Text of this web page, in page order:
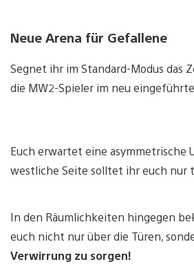
Neue Arena für Gefallene
Segnet ihr im Standard-Modus das
die MW2-Spieler im neu
Euch erwartet eine asymmetrische
westliche Seite solltet ihr euch nur
In den Räumlichkeiten hingegen
euch nicht nur über die Türen,
Verwirrung zu sorgen!